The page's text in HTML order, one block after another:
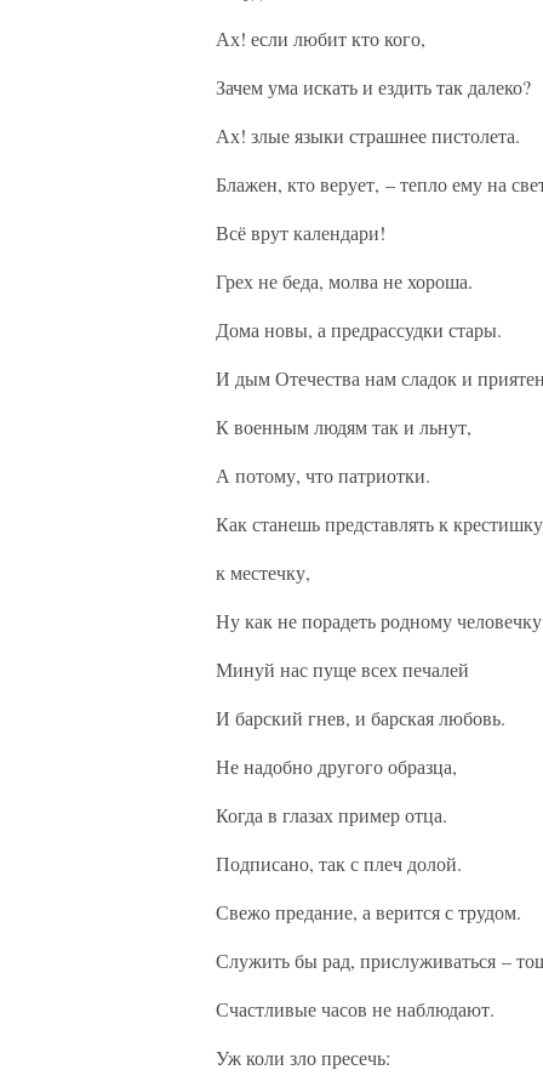
Ах! если любит кто кого,
Зачем ума искать и ездить так далеко?
Ах! злые языки страшнее пистолета.
Блажен, кто верует, – тепло ему на
Всё врут календари!
Грех не беда, молва не хороша.
Дома новы, а предрассудки стары.
И дым Отечества нам сладок и
К военным людям так и льнут,
А потому, что патриотки.
Как станешь представлять к
к местечку,
Ну как не порадеть родному
Минуй нас пуще всех печалей
И барский гнев, и барская любовь.
Не надобно другого образца,
Когда в глазах пример отца.
Подписано, так с плеч долой.
Свежо предание, а верится с трудом.
Служить бы рад, прислуживаться –
Счастливые часов не наблюдают.
Уж коли зло пресечь: